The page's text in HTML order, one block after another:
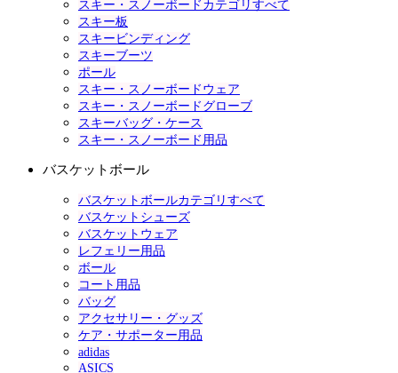
スキー・スノーボードカテゴリすべて
スキー板
スキービンディング
スキーブーツ
ポール
スキー・スノーボードウェア
スキー・スノーボードグローブ
スキーバッグ・ケース
スキー・スノーボード用品
バスケットボール
バスケットボールカテゴリすべて
バスケットシューズ
バスケットウェア
レフェリー用品
ボール
コート用品
バッグ
アクセサリー・グッズ
ケア・サポーター用品
adidas
ASICS